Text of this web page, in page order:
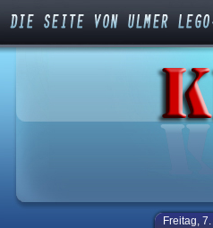
Freitag,